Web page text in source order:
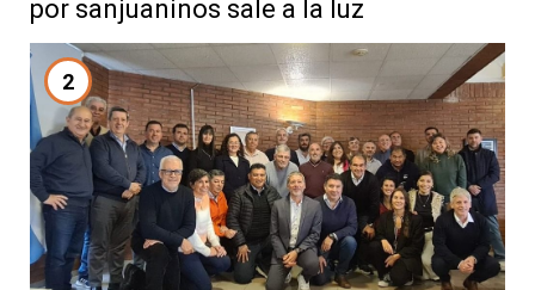
por sanjuaninos sale a la luz
2